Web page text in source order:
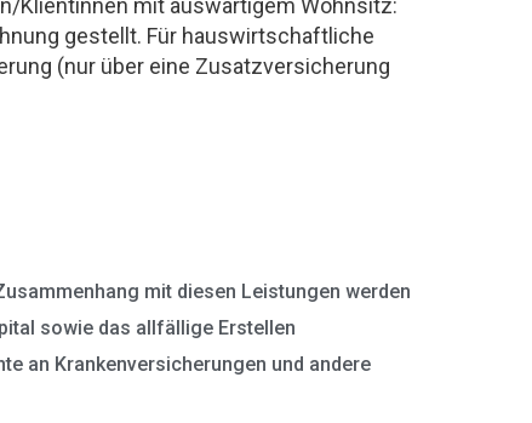
Klientinnen mit auswärtigem Wohnsitz:
gestellt. Für hauswirtschaftliche
(nur über eine Zusatzversicherung
mit diesen Leistungen werden
sowie das allfällige Erstellen
an Krankenversicherungen und andere